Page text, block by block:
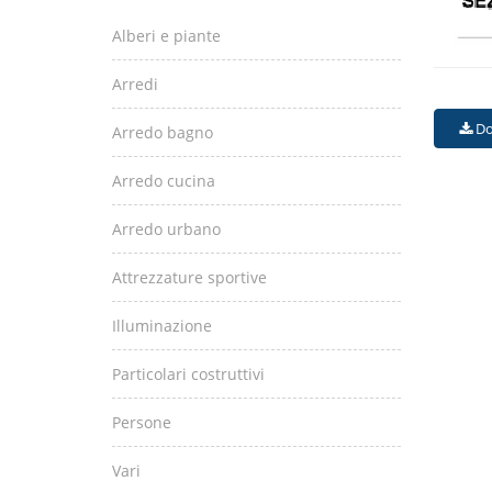
Alberi e piante
Arredi
Arredo bagno
Arredo cucina
Arredo urbano
Attrezzature sportive
Illuminazione
Particolari costruttivi
Persone
Vari